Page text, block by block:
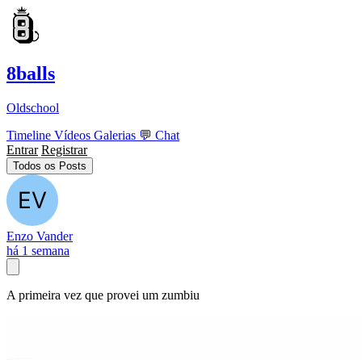
8balls
Oldschool
Timeline Vídeos Galerias 💬 Chat
Entrar Registrar
Todos os Posts
Enzo Vander
há 1 semana
A primeira vez que provei um zumbiu